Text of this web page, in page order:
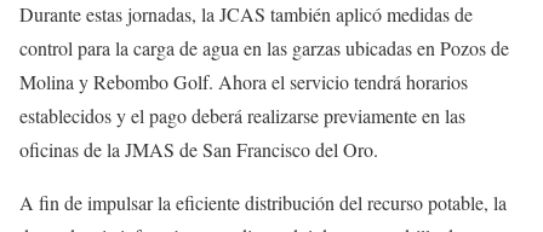
Durante estas jornadas, la JCAS también aplicó medidas de
control para la carga de agua en las garzas ubicadas en Pozos de
Molina y Rebombo Golf. Ahora el servicio tendrá horarios
establecidos y el pago deberá realizarse previamente en las
oficinas de la JMAS de San Francisco del Oro.
A fin de impulsar la eficiente distribución del recurso potable, la